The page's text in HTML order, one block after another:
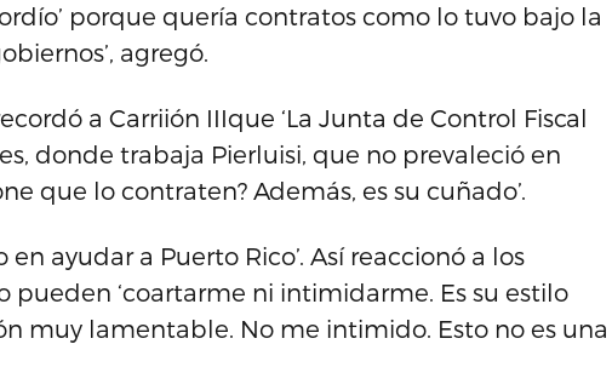
porque quería contratos como lo tuvo bajo la
agregó.
a Carriión IIIque ‘La Junta de Control Fiscal
donde trabaja Pierluisi, que no prevaleció en
que lo contraten? Además, es su cuñado’.
ayudar a Puerto Rico’. Así reaccionó a los
pueden ‘coartarme ni intimidarme. Es su estilo
muy lamentable. No me intimido. Esto no es una